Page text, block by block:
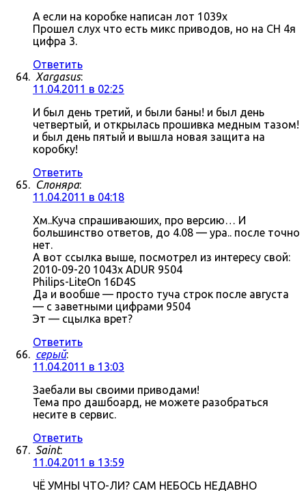
А если на коробке написан лот 1039x
Прошел слух что есть микс приводов, но на СН 4я
цифра 3.
Ответить
Xargasus:
11.04.2011 в 02:25
И был день третий, и были баны! и был день
четвертый, и открылась прошивка медным тазом!
и был день пятый и вышла новая защита на
коробку!
Ответить
Слоняра:
11.04.2011 в 04:18
Хм..Куча спрашиваюших, про версию… И
большинство ответов, до 4.08 — ура.. после точно
нет.
А вот ссылка выше, посмотрел из интересу свой:
2010-09-20 1043x ADUR 9504
Philips-LiteOn 16D4S
Да и вообше — просто туча строк после августа
— с заветными цифрами 9504
Эт — сцылка врет?
Ответить
серый:
11.04.2011 в 13:03
Заебали вы своими приводами!
Тема про дашбоард, не можете разобраться
несите в сервис.
Ответить
Saint:
11.04.2011 в 13:59
ЧЁ УМНЫ ЧТО-ЛИ? САМ НЕБОСЬ НЕДАВНО